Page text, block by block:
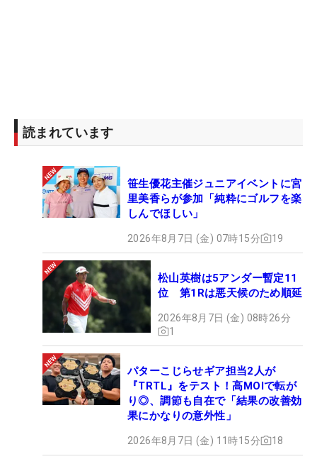
読まれています
笹生優花主催ジュニアイベントに宮
里美香らが参加「純粋にゴルフを楽
しんでほしい」
2026年8月7日 (金) 07時15分 19
松山英樹は5アンダー暫定11
位 第1Rは悪天候のため順延
2026年8月7日 (金) 08時26分
1
パターこじらせギア担当2人が
『TRTL』をテスト！高MOIで転が
り◎、調節も自在で「結果の改善効
果にかなりの意外性」
2026年8月7日 (金) 11時15分 18